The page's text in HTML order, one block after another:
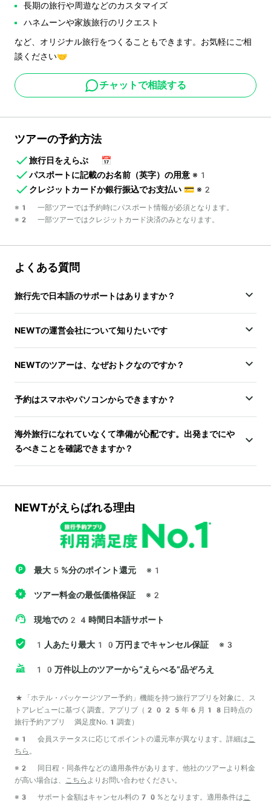
長期の旅行や周遊などのカスタマイズ
ハネムーンや家族旅行のリクエスト
など、オリジナル旅行をつくることもできます。お気軽にご相
談ください🤝
チャットで相談する
ツアーの予約方法
旅行日をえらぶ
📅
パスポートに記載のお名前（英字）の用意 ※1
クレジットカードか銀行振込でお支払い 💳 ※2
※1 一部ツアーでは予約時にパスポート情報が必須となります。
※2 一部ツアーではクレジットカード決済のみとなります。
よくある質問
旅行先で日本語のサポートはありますか？
NEWTの運営会社について知りたいです
NEWTのツアーは、なぜおトクなのですか？
予約はスマホやパソコンからできますか？
海外旅行になれていなくて準備が心配です。出発までにや
るべきことを確認できますか？
NEWTがえらばれる理由
最大5%分のポイント還元 ※1
ツアー料金の最低価格保証 ※2
現地での24時間日本語サポート
1人あたり最大10万円までキャンセル保証 ※3
10万件以上のツアーから“えらべる”品ぞろえ
*「ホテル・パッケージツアー予約」機能を持つ旅行アプリを対象に、ス
トアレビューに基づく調査。アプリブ（2025年6月18日時点の
旅行予約アプリ 満足度No.1調査）
※1 会員ステータスに応じてポイントの還元率が異なります。詳細は こ
ちら 。
※2 同日程・同条件などの適用条件があります。他社のツアーより料金
が高い場合は、
こちら よりお問い合わせください。
※3 サポート金額はキャンセル料の70%となります。適用条件は こ